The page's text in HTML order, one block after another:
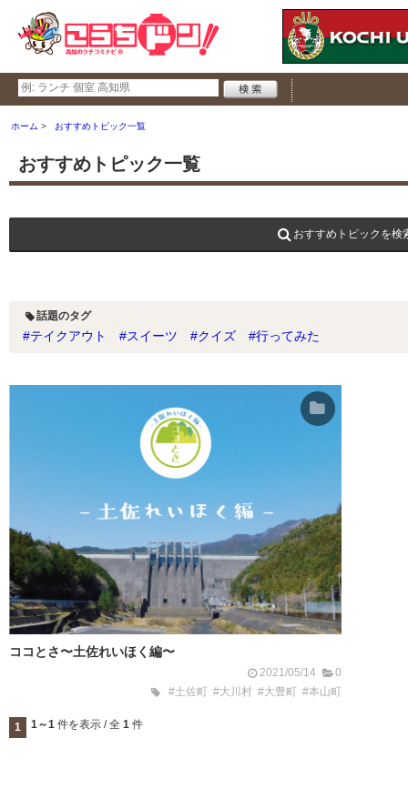
ホーム おすすめトピック一覧
おすすめトピック一覧
おすすめトピックを検
話題のタグ
#テイクアウト #スイーツ #クイズ #行ってみた
ココとさ〜土佐れいほく編〜
2021/05/14
0
#土佐町 #大川村 #大豊町 #本山町
1 1～1 件を表示 / 全 1 件